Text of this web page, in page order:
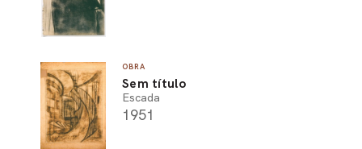
OBRA
Sem título
Escada
1951